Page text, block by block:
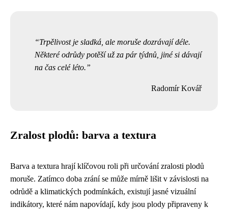
Trpělivost je sladká, ale moruše dozrávají déle.
Některé odrůdy potěší už za pár týdnů, jiné si dávají
na čas celé léto.
Radomír Kovář
Zralost plodů: barva a textura
Barva a textura hrají klíčovou roli při určování zralosti plodů
moruše. Zatímco doba zrání se může mírně lišit v závislosti na
odrůdě a klimatických podmínkách, existují jasné vizuální
indikátory, které nám napovídají, kdy jsou plody připraveny k